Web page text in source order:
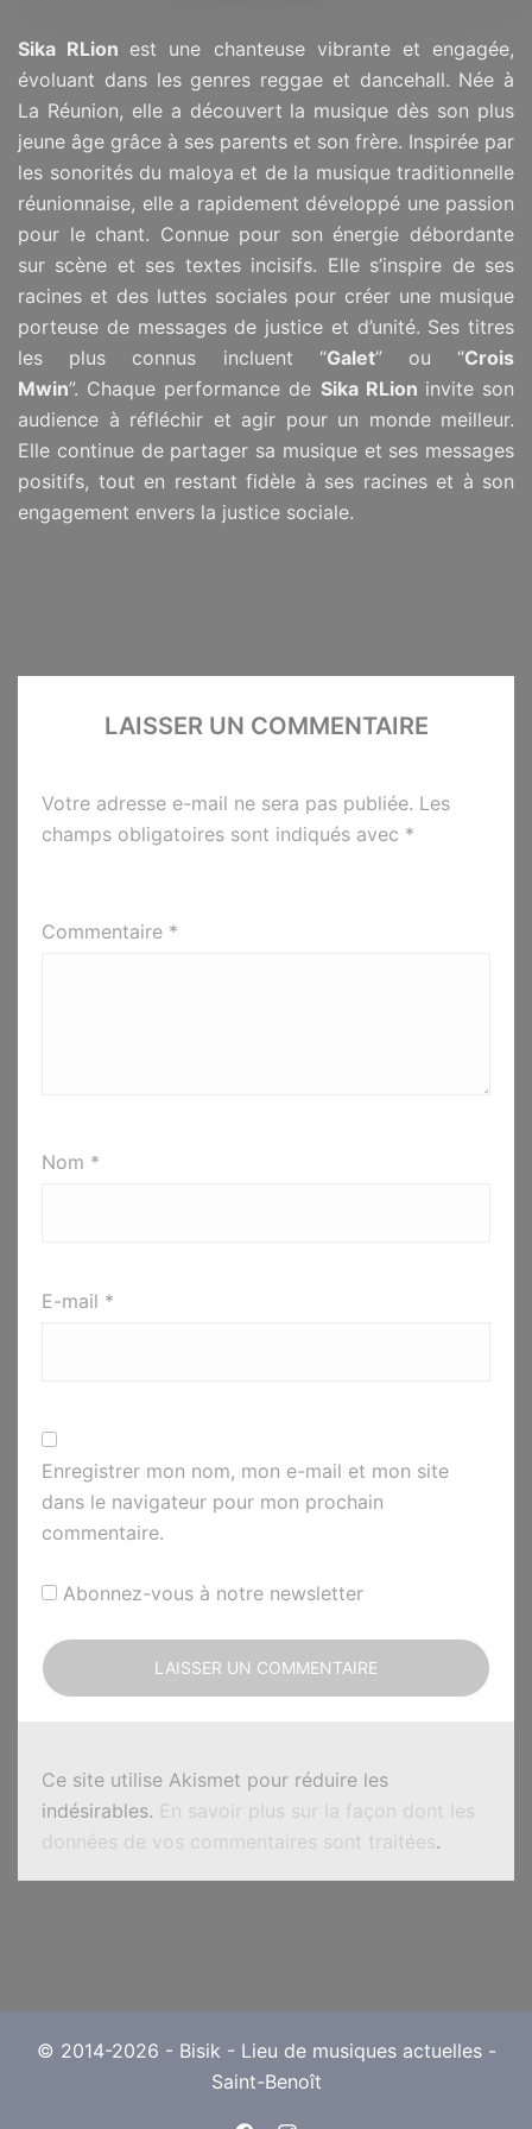
Sika RLion est une chanteuse vibrante et engagée,
évoluant dans les genres reggae et dancehall. Née à
La Réunion, elle a découvert la musique dès son plus
jeune âge grâce à ses parents et son frère. Inspirée par
les sonorités du maloya et de la musique traditionnelle
réunionnaise, elle a rapidement développé une passion
pour le chant. Connue pour son énergie débordante
sur scène et ses textes incisifs. Elle s’inspire de ses
racines et des luttes sociales pour créer une musique
porteuse de messages de justice et d’unité. Ses titres
les plus connus incluent “Galet” ou “Crois
Mwin”. Chaque performance de Sika RLion invite son
audience à réfléchir et agir pour un monde meilleur.
Elle continue de partager sa musique et ses messages
positifs, tout en restant fidèle à ses racines et à son
engagement envers la justice sociale.
LAISSER UN COMMENTAIRE
Votre adresse e-mail ne sera pas publiée. Les
champs obligatoires sont indiqués avec *
Commentaire *
Nom *
E-mail *
Enregistrer mon nom, mon e-mail et mon site
dans le navigateur pour mon prochain
commentaire.
Abonnez-vous à notre newsletter
Ce site utilise Akismet pour réduire les
indésirables. En savoir plus sur la façon dont les
données de vos commentaires sont traitées.
© 2014-2026 - Bisik - Lieu de musiques actuelles -
Saint-Benoît